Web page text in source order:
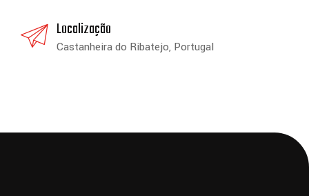
Localização
Castanheira do Ribatejo, Portugal